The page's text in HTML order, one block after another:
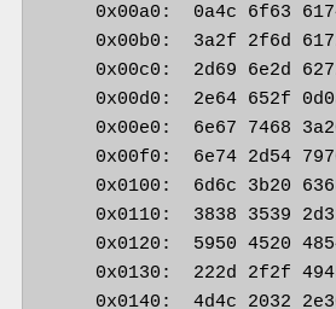
0x00a0:  0a4c 6f63
0x00b0:  3a2f 2f6d
0x00c0:  2d69 6e2d
0x00d0:  2e64 652f
0x00e0:  6e67 7468
0x00f0:  6e74 2d54
0x0100:  6d6c 3b20
0x0110:  3838 3539
0x0120:  5950 4520 4854
0x0130:  222d 2f2f 4945
0x0140:  4d4c 2032